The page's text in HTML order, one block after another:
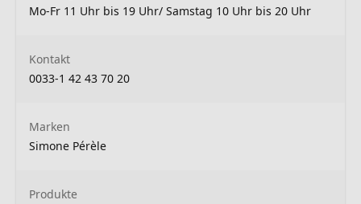
Mo-Fr 11 Uhr bis 19 Uhr/ Samstag 10 Uhr bis 20 Uhr
Kontakt
0033-1 42 43 70 20
Marken
Simone Pérèle
Produkte